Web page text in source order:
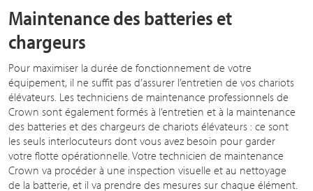
Maintenance des batteries et
chargeurs
Pour maximiser la durée de fonctionnement de votre
équipement, il ne suffit pas d’assurer l’entretien de vos chariots
élévateurs. Les techniciens de maintenance professionnels de
Crown sont également formés à l’entretien et à la maintenance
des batteries et des chargeurs de chariots élévateurs : ce sont
les seuls interlocuteurs dont vous avez besoin pour garder
votre flotte opérationnelle. Votre technicien de maintenance
Crown va procéder à une inspection visuelle et au nettoyage
de la batterie, et il va prendre des mesures sur chaque élément.